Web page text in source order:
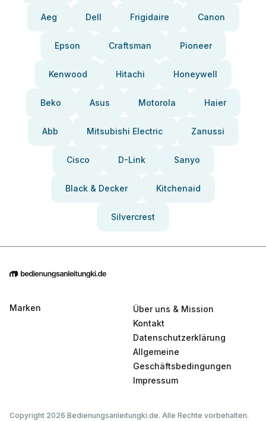
Aeg Dell Frigidaire Canon
Epson Craftsman Pioneer
Kenwood Hitachi Honeywell
Beko Asus Motorola Haier
Abb Mitsubishi Electric Zanussi
Cisco D-Link Sanyo
Black & Decker Kitchenaid
Silvercrest
Marken
Über uns & Mission
Kontakt
Datenschutzerklärung
Allgemeine
Geschäftsbedingungen
Impressum
Copyright 2026 Bedienungsanleitungki.de. Alle Rechte vorbehalten.